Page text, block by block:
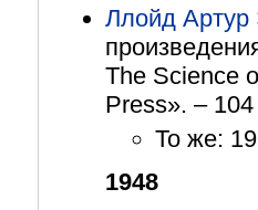
Ллойд
The Science
Press». –
То же:
1948